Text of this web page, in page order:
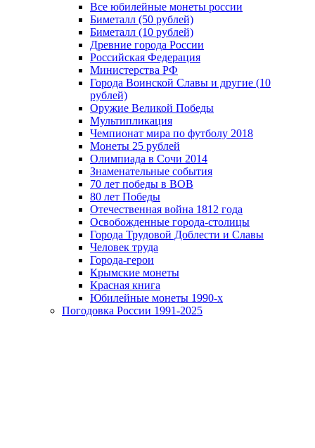
Все юбилейные монеты россии
Биметалл (50 рублей)
Биметалл (10 рублей)
Древние города России
Российская Федерация
Министерства РФ
Города Воинской Славы и другие (10
рублей)
Оружие Великой Победы
Мультипликация
Чемпионат мира по футболу 2018
Монеты 25 рублей
Олимпиада в Сочи 2014
Знаменательные события
70 лет победы в ВОВ
80 лет Победы
Отечественная война 1812 года
Освобожденные города-столицы
Города Трудовой Доблести и Славы
Человек труда
Города-герои
Крымские монеты
Красная книга
Юбилейные монеты 1990-х
Погодовка России 1991-2025